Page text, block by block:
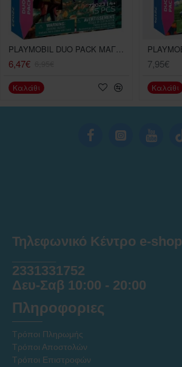
PLAYMOBIL DUO PACK ΜΑΓΟΣ ΚΑΙ ΜΑΓΙΣΣΑ
6,47€
Καλάθι
7,95€
Καλάθι
Τηλεφωνικό Κέντρο e-shop
2331331752
Δευ-Σαβ 10:00 - 20:00
Πληροφοριες
Τρόποι Πληρωμής
Τρόποι Αποστολών
Τρόποι Επιστροφών